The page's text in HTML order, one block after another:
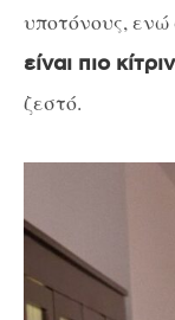
υποτόνους,
είναι πιο
ζεστό.